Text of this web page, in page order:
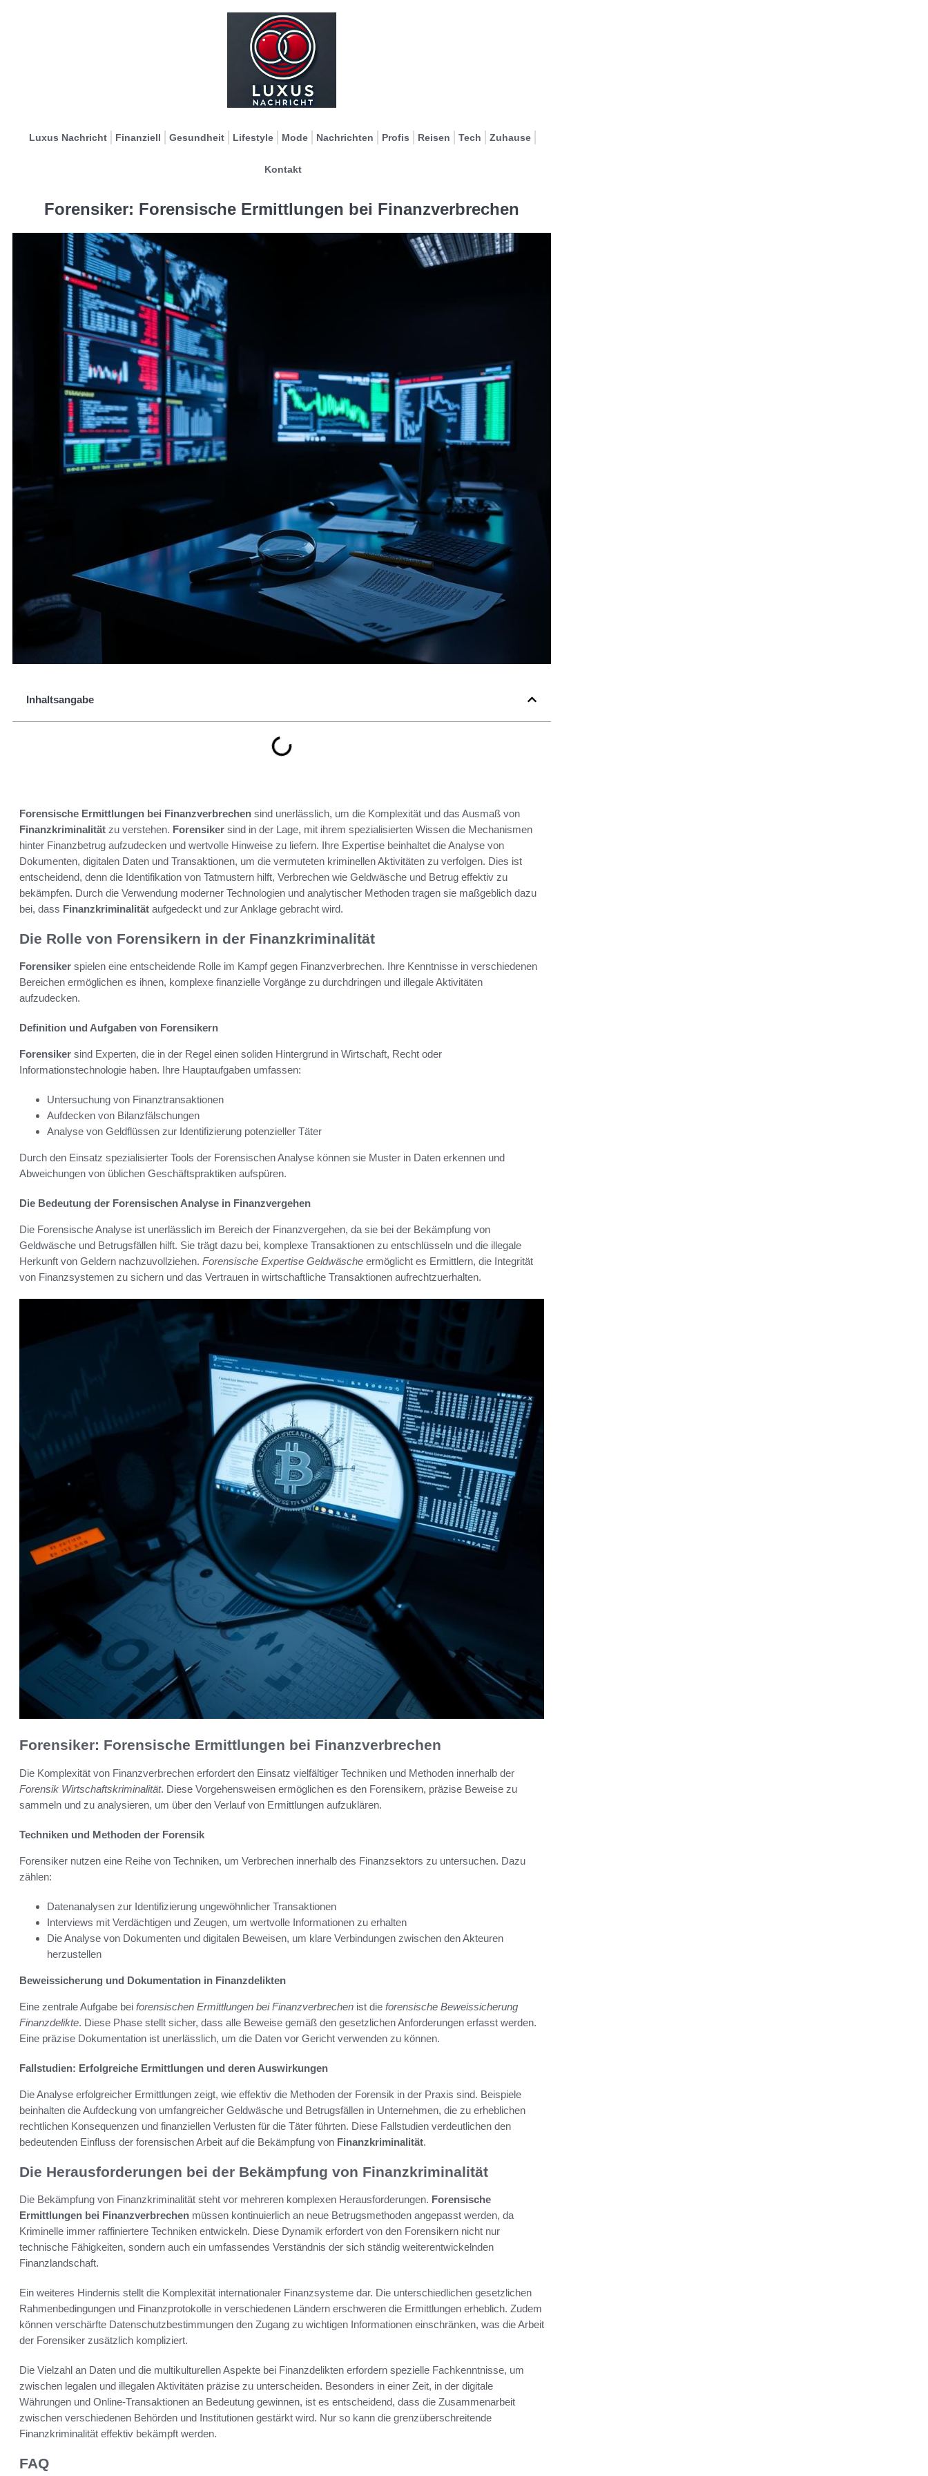
Luxus Nachricht Finanziell Gesundheit Lifestyle Mode Nachrichten Profis Reisen Tech Zuhause
Kontakt
Forensiker: Forensische Ermittlungen bei Finanzverbrechen
Inhaltsangabe
Forensische Ermittlungen bei Finanzverbrechen sind unerlässlich, um die Komplexität und das Ausmaß von
Finanzkriminalität zu verstehen. Forensiker sind in der Lage, mit ihrem spezialisierten Wissen die Mechanismen
hinter Finanzbetrug aufzudecken und wertvolle Hinweise zu liefern. Ihre Expertise beinhaltet die Analyse von
Dokumenten, digitalen Daten und Transaktionen, um die vermuteten kriminellen Aktivitäten zu verfolgen. Dies ist
entscheidend, denn die Identifikation von Tatmustern hilft, Verbrechen wie Geldwäsche und Betrug effektiv zu
bekämpfen. Durch die Verwendung moderner Technologien und analytischer Methoden tragen sie maßgeblich dazu
bei, dass Finanzkriminalität aufgedeckt und zur Anklage gebracht wird.
Die Rolle von Forensikern in der Finanzkriminalität
Forensiker spielen eine entscheidende Rolle im Kampf gegen Finanzverbrechen. Ihre Kenntnisse in verschiedenen
Bereichen ermöglichen es ihnen, komplexe finanzielle Vorgänge zu durchdringen und illegale Aktivitäten
aufzudecken.
Definition und Aufgaben von Forensikern
Forensiker sind Experten, die in der Regel einen soliden Hintergrund in Wirtschaft, Recht oder
Informationstechnologie haben. Ihre Hauptaufgaben umfassen:
Untersuchung von Finanztransaktionen
Aufdecken von Bilanzfälschungen
Analyse von Geldflüssen zur Identifizierung potenzieller Täter
Durch den Einsatz spezialisierter Tools der Forensischen Analyse können sie Muster in Daten erkennen und
Abweichungen von üblichen Geschäftspraktiken aufspüren.
Die Bedeutung der Forensischen Analyse in Finanzvergehen
Die Forensische Analyse ist unerlässlich im Bereich der Finanzvergehen, da sie bei der Bekämpfung von
Geldwäsche und Betrugsfällen hilft. Sie trägt dazu bei, komplexe Transaktionen zu entschlüsseln und die illegale
Herkunft von Geldern nachzuvollziehen. Forensische Expertise Geldwäsche ermöglicht es Ermittlern, die Integrität
von Finanzsystemen zu sichern und das Vertrauen in wirtschaftliche Transaktionen aufrechtzuerhalten.
Forensiker: Forensische Ermittlungen bei Finanzverbrechen
Die Komplexität von Finanzverbrechen erfordert den Einsatz vielfältiger Techniken und Methoden innerhalb der
Forensik Wirtschaftskriminalität. Diese Vorgehensweisen ermöglichen es den Forensikern, präzise Beweise zu
sammeln und zu analysieren, um über den Verlauf von Ermittlungen aufzuklären.
Techniken und Methoden der Forensik
Forensiker nutzen eine Reihe von Techniken, um Verbrechen innerhalb des Finanzsektors zu untersuchen. Dazu
zählen:
Datenanalysen zur Identifizierung ungewöhnlicher Transaktionen
Interviews mit Verdächtigen und Zeugen, um wertvolle Informationen zu erhalten
Die Analyse von Dokumenten und digitalen Beweisen, um klare Verbindungen zwischen den Akteuren
herzustellen
Beweissicherung und Dokumentation in Finanzdelikten
Eine zentrale Aufgabe bei forensischen Ermittlungen bei Finanzverbrechen ist die forensische Beweissicherung
Finanzdelikte. Diese Phase stellt sicher, dass alle Beweise gemäß den gesetzlichen Anforderungen erfasst werden.
Eine präzise Dokumentation ist unerlässlich, um die Daten vor Gericht verwenden zu können.
Fallstudien: Erfolgreiche Ermittlungen und deren Auswirkungen
Die Analyse erfolgreicher Ermittlungen zeigt, wie effektiv die Methoden der Forensik in der Praxis sind. Beispiele
beinhalten die Aufdeckung von umfangreicher Geldwäsche und Betrugsfällen in Unternehmen, die zu erheblichen
rechtlichen Konsequenzen und finanziellen Verlusten für die Täter führten. Diese Fallstudien verdeutlichen den
bedeutenden Einfluss der forensischen Arbeit auf die Bekämpfung von Finanzkriminalität.
Die Herausforderungen bei der Bekämpfung von Finanzkriminalität
Die Bekämpfung von Finanzkriminalität steht vor mehreren komplexen Herausforderungen. Forensische
Ermittlungen bei Finanzverbrechen müssen kontinuierlich an neue Betrugsmethoden angepasst werden, da
Kriminelle immer raffiniertere Techniken entwickeln. Diese Dynamik erfordert von den Forensikern nicht nur
technische Fähigkeiten, sondern auch ein umfassendes Verständnis der sich ständig weiterentwickelnden
Finanzlandschaft.
Ein weiteres Hindernis stellt die Komplexität internationaler Finanzsysteme dar. Die unterschiedlichen gesetzlichen
Rahmenbedingungen und Finanzprotokolle in verschiedenen Ländern erschweren die Ermittlungen erheblich. Zudem
können verschärfte Datenschutzbestimmungen den Zugang zu wichtigen Informationen einschränken, was die Arbeit
der Forensiker zusätzlich kompliziert.
Die Vielzahl an Daten und die multikulturellen Aspekte bei Finanzdelikten erfordern spezielle Fachkenntnisse, um
zwischen legalen und illegalen Aktivitäten präzise zu unterscheiden. Besonders in einer Zeit, in der digitale
Währungen und Online-Transaktionen an Bedeutung gewinnen, ist es entscheidend, dass die Zusammenarbeit
zwischen verschiedenen Behörden und Institutionen gestärkt wird. Nur so kann die grenzüberschreitende
Finanzkriminalität effektiv bekämpft werden.
FAQ